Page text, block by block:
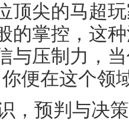
顶尖的马超
的掌控，这
与压制力，
便在这个领
，预判与决